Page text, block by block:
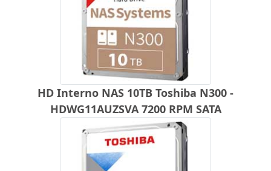
HD Interno NAS 10TB Toshiba N300 -
HDWG11AUZSVA 7200 RPM SATA